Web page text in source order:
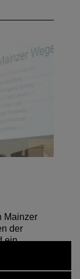
Mainzer
der
ein